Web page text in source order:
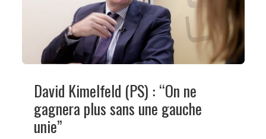
David Kimelfeld (PS) : “On ne
gagnera plus sans une gauche
unie”